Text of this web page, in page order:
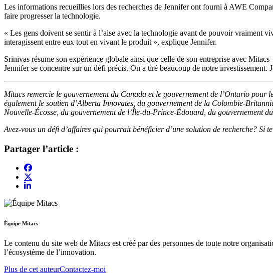
Les informations recueillies lors des recherches de Jennifer ont fourni à AWE
faire progresser la technologie.
« Les gens doivent se sentir à l’aise avec la technologie avant de pouvoir vraiment
interagissent entre eux tout en vivant le produit », explique Jennifer.
Srinivas résume son expérience globale ainsi que celle de son entreprise avec
Jennifer se concentre sur un défi précis. On a tiré beaucoup de notre
Mitacs remercie le gouvernement du Canada et le gouvernement de l’Ontario
également le soutien d’Alberta Innovates, du gouvernement de la Colombie-
Nouvelle-Écosse, du gouvernement de l’Île-du-Prince-Édouard, du gouvernement
‌Avez-vous un défi d’affaires qui pourrait bénéficier d’une solution de recherche?
Partager l’article :
Équipe Mitacs
Le contenu du site web de Mitacs est créé par des personnes de toute notre
l’écosystème de l’innovation.
Plus de cet auteurContactez-moi